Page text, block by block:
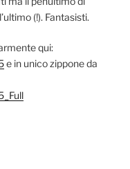
(!). Fantasisti.
qui:
e in unico zippone da